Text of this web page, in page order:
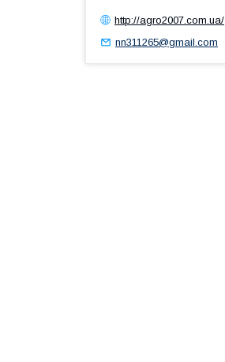
http://agro2007.com.ua/
nn311265@gmail.com